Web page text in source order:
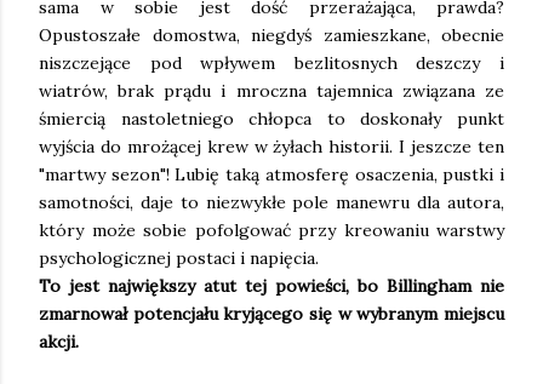
sama w sobie jest dość przerażająca, prawda?
Opustoszałe domostwa, niegdyś zamieszkane, obecnie
niszczejące pod wpływem bezlitosnych deszczy i
wiatrów, brak prądu i mroczna tajemnica związana ze
śmiercią nastoletniego chłopca to doskonały punkt
wyjścia do mrożącej krew w żyłach historii. I jeszcze ten
"martwy sezon"! Lubię taką atmosferę osaczenia, pustki i
samotności, daje to niezwykłe pole manewru dla autora,
który może sobie pofolgować przy kreowaniu warstwy
psychologicznej postaci i napięcia.
To jest największy atut tej powieści, bo Billingham nie
zmarnował potencjału kryjącego się w wybranym miejscu
akcji.